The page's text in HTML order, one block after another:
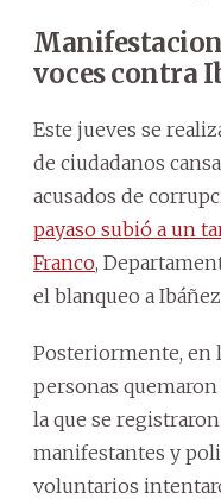
voces contra
Este jueves se
de ciudadanos
acusados de
payaso subió a un
Franco,
el blanqueo a
Posteriormente, en
personas
la que se
manifestantes y
voluntarios